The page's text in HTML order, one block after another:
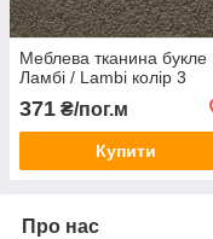
Меблева тканина букле
Ламбі / Lambi колір 3
371 ₴/пог.м
Купити
Про нас